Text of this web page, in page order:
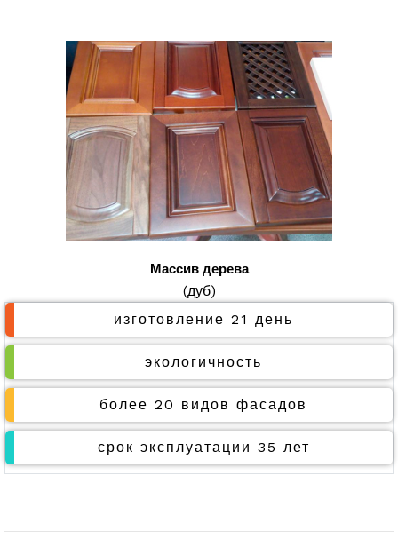
Массив дерева
(дуб)
изготовление 21 день
экологичность
более 20 видов фасадов
срок эксплуатации 35 лет